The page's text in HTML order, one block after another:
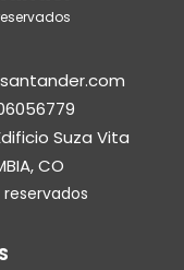
Suza Vita
CO